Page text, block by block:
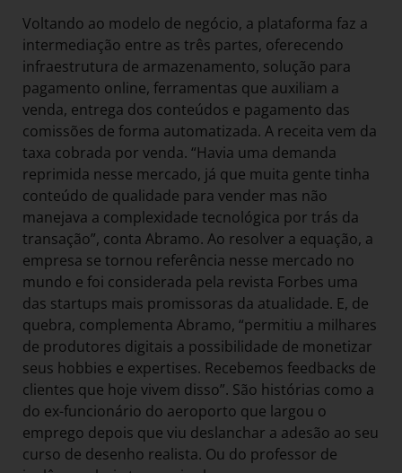
Voltando ao modelo de negócio, a plataforma faz a
intermediação entre as três partes, oferecendo
infraestrutura de armazenamento, solução para
pagamento online, ferramentas que auxiliam a
venda, entrega dos conteúdos e pagamento das
comissões de forma automatizada. A receita vem da
taxa cobrada por venda. “Havia uma demanda
reprimida nesse mercado, já que muita gente tinha
conteúdo de qualidade para vender mas não
manejava a complexidade tecnológica por trás da
transação”, conta Abramo. Ao resolver a equação, a
empresa se tornou referência nesse mercado no
mundo e foi considerada pela revista Forbes uma
das startups mais promissoras da atualidade. E, de
quebra, complementa Abramo, “permitiu a milhares
de produtores digitais a possibilidade de monetizar
seus hobbies e expertises. Recebemos feedbacks de
clientes que hoje vivem disso”. São histórias como a
do ex-funcionário do aeroporto que largou o
emprego depois que viu deslanchar a adesão ao seu
curso de desenho realista. Ou do professor de